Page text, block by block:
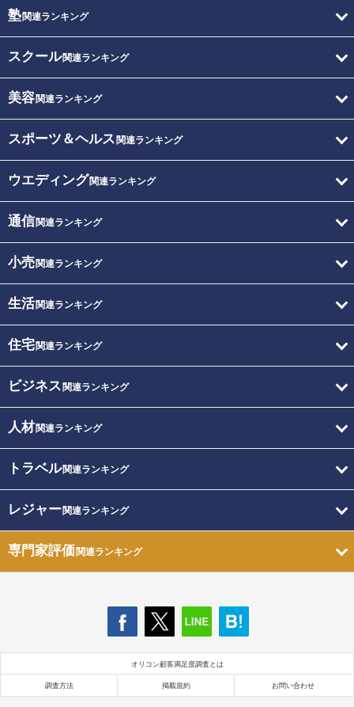
塾関連ランキング
スクール関連ランキング
美容関連ランキング
スポーツ＆ヘルス 関連ランキング
ウエディング関連ランキング
通信関連ランキング
小売関連ランキング
生活関連ランキング
住宅関連ランキング
ビジネス 関連ランキング
人材関連ランキング
トラベル関連ランキング
レジャー関連ランキング
専門家評価関連ランキング
オリコン顧客満足度調査とは
調査方法 掲載規約 お問い合わせ